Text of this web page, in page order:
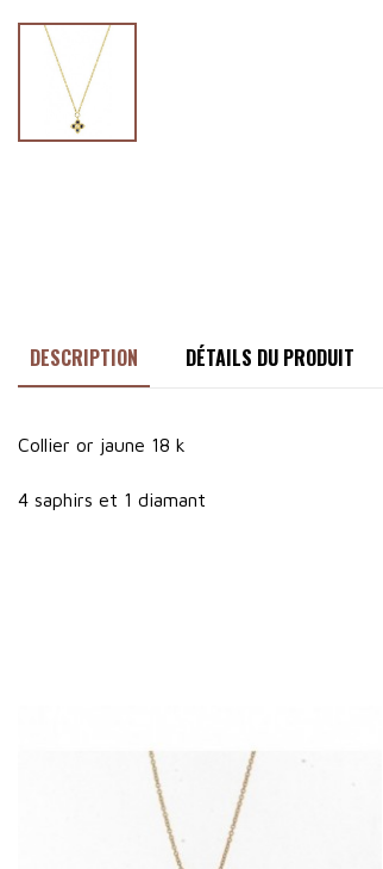
DESCRIPTION DÉTAILS DU PRODUIT
Collier or jaune 18 k
4 saphirs et 1 diamant